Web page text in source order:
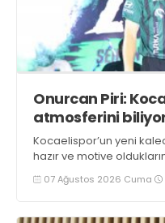
Onurcan Piri:
atmosferini
Kocaelispor’un yeni
hazır ve motive
07 Ağustos 2026 Cuma